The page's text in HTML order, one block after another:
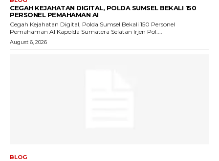
CEGAH KEJAHATAN DIGITAL, POLDA SUMSEL BEKALI 150
PERSONEL PEMAHAMAN AI
Cegah Kejahatan Digital, Polda Sumsel Bekali 150 Personel
Pemahaman AI Kapolda Sumatera Selatan Irjen Pol....
August 6, 2026
BLOG